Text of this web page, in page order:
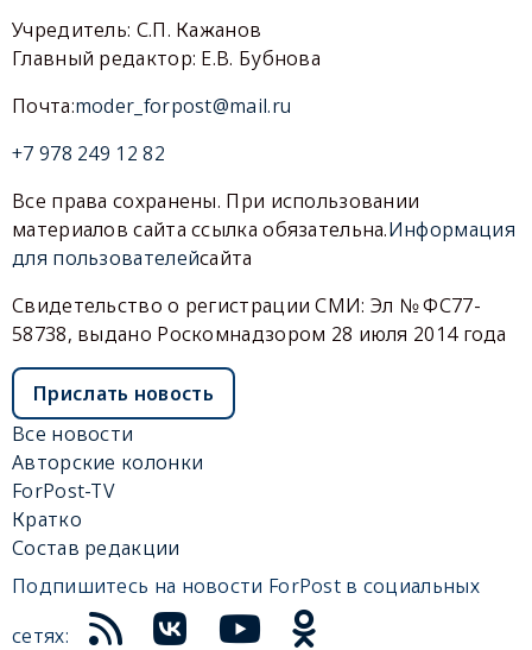
Учредитель: С.П. Кажанов
Главный редактор: Е.В. Бубнова
Почта:moder_forpost@mail.ru
+7 978 249 12 82
Все права сохранены. При использовании
материалов сайта ссылка обязательна.Информация
для пользователейсайта
Свидетельство о регистрации СМИ: Эл № ФС77-
58738, выдано Роскомнадзором 28 июля 2014 года
Прислать новость
Все новости
Авторские колонки
ForPost-TV
Кратко
Состав редакции
Подпишитесь на новости ForPost в социальных
сетях: